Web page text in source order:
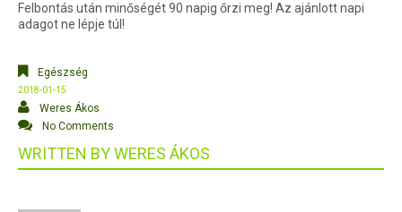
Felbontás után minőségét 90 napig őrzi meg! Az ajánlott napi
adagot ne lépje túl!
Egészség
2018-01-15
Weres Ákos
No Comments
WRITTEN BYWERES ÁKOS